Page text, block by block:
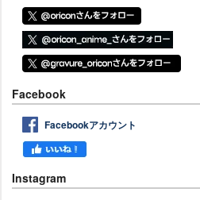
Facebook
Facebookアカウント
Instagram